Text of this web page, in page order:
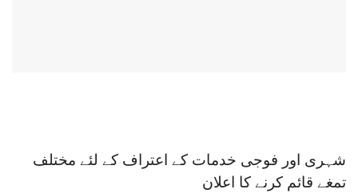
شہری اور فوجی خدمات کے اعتراف کے لئے مختلف
تمغے قائم کرنے کا اعلان